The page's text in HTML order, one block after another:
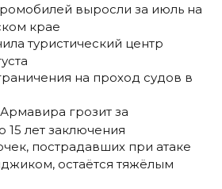
выросли за июль на
крае
туристический центр
на проход судов в
грозит за
15 лет заключения
пострадавших при атаке
остаётся тяжёлым